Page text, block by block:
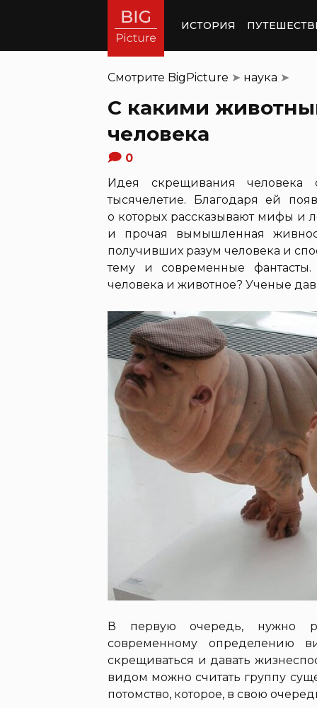
ИСТОРИЯ
Смотрите BigPicture ➤ наука ➤
С какими
человека
0
Идея скрещивания
тысячелетие. Благодаря ей
о которых рассказывают мифы и
и прочая вымышленная
получивших разум человека и
тему и современные
человека и животное? Ученые
В первую очередь, нужно
современному определению
скрещиваться и давать
видом можно считать группу
потомство, которое, в свою